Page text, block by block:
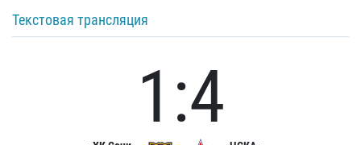
Текстовая трансляция
1:4